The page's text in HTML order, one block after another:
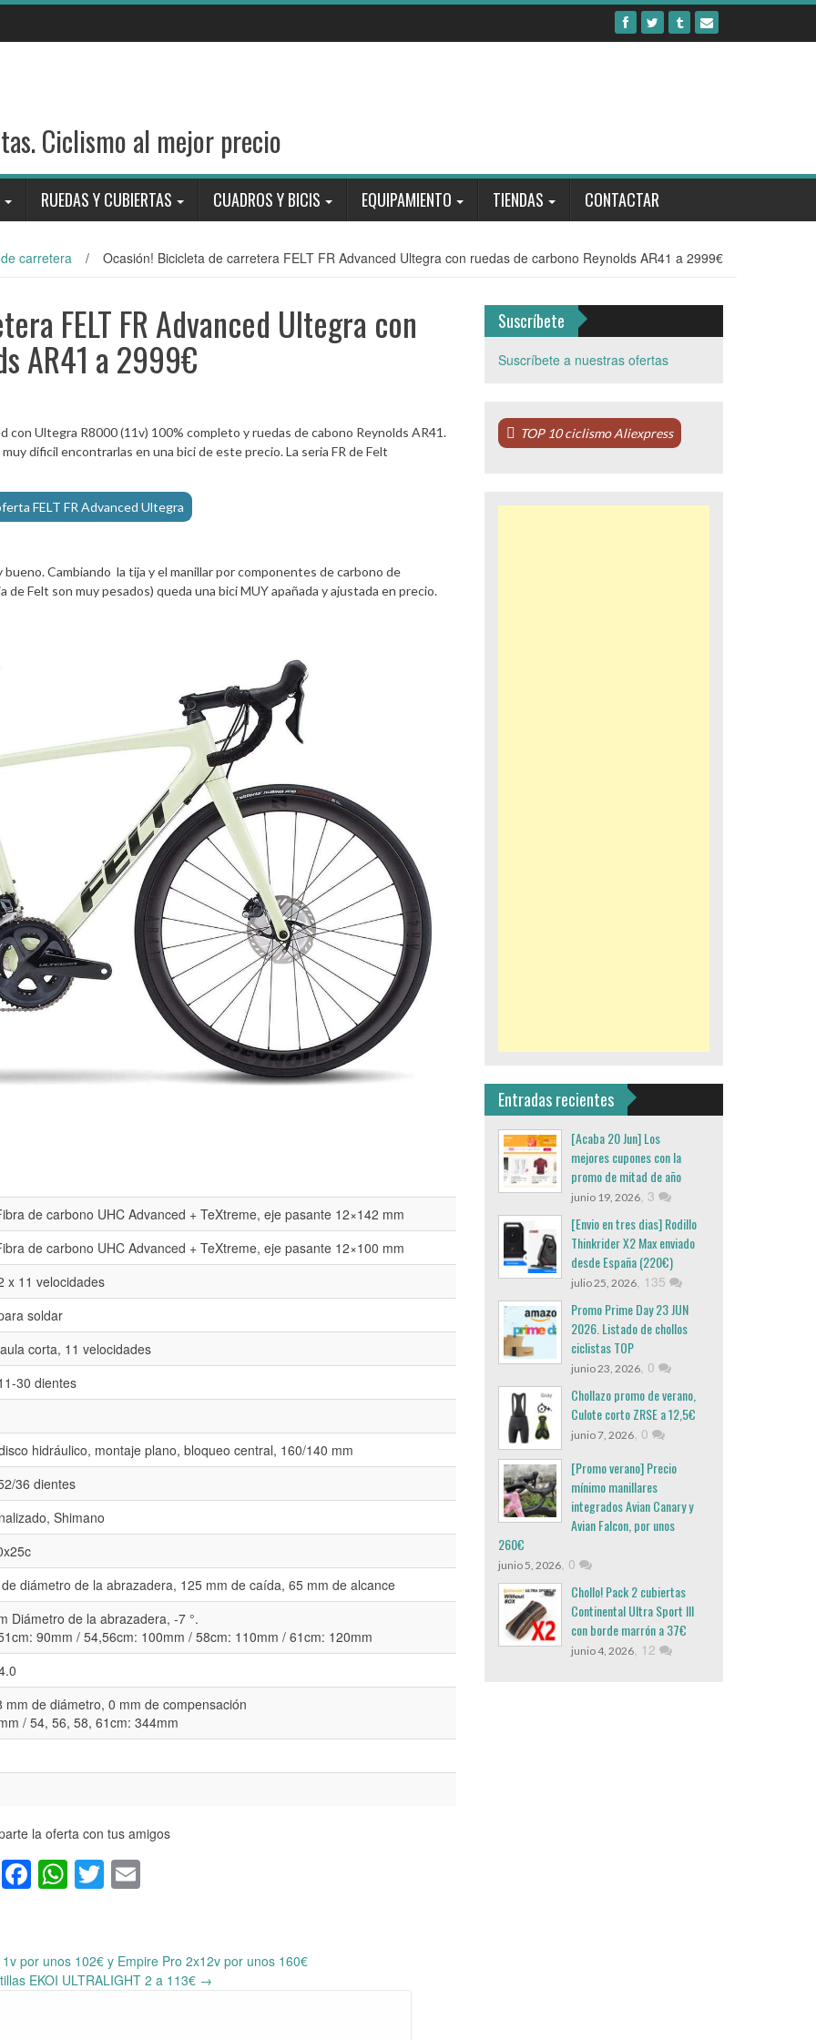
Ciclismo al mejor precio
RUEDAS Y CUBIERTAS CUADROS Y BICIS EQUIPAMIENTO TIENDAS CONTACTAR
carretera / Ocasión! Bicicleta de carretera FELT FR Advanced Ultegra con ruedas de carbono Reynolds AR41 a 2999€
FELT FR Advanced Ultegra con
AR41 a 2999€
con Ultegra R8000 (11v) 100% completo y ruedas de cabono Reynolds AR41.
dificil encontrarlas en una bici de este precio. La seria FR de Felt
FELT FR Advanced Ultegra
Cambiando la tija y el manillar por componentes de carbono de
Felt son muy pesados) queda una bici MUY apañada y ajustada en precio.
de carbono UHC Advanced + TeXtreme, eje pasante 12×142 mm
de carbono UHC Advanced + TeXtreme, eje pasante 12×100 mm
x 11 velocidades
soldar
corta, 11 velocidades
30 dientes
hidráulico, montaje plano, bloqueo central, 160/140 mm
36 dientes
Shimano
diámetro de la abrazadera, 125 mm de caída, 65 mm de alcance
Diámetro de la abrazadera, -7 °.
90mm / 54,56cm: 100mm / 58cm: 110mm / 61cm: 120mm
mm de diámetro, 0 mm de compensación
/ 54, 56, 58, 61cm: 344mm
la oferta con tus amigos
Facebook
WhatsApp
Twitter
Email
por unos 102€ y Empire Pro 2x12v por unos 160€
EKOI ULTRALIGHT 2 a 113€ →
Suscríbete
Suscríbete a nuestras ofertas
TOP 10 ciclismo Aliexpress
Entradas recientes
[Acaba 20 Jun] Los
mejores cupones con la
promo de mitad de año
junio 19, 2026, 3
[Envio en tres dias] Rodillo
Thinkrider X2 Max enviado
desde España (220€)
julio 25, 2026, 135
Promo Prime Day 23 JUN
2026. Listado de chollos
ciclistas TOP
junio 23, 2026, 0
Chollazo promo de verano,
Culote corto ZRSE a 12,5€
junio 7, 2026, 0
[Promo verano] Precio
mínimo manillares
integrados Avian Canary y
Avian Falcon, por unos
260€
junio 5, 2026, 0
Chollo! Pack 2 cubiertas
Continental Ultra Sport III
con borde marrón a 37€
junio 4, 2026, 12